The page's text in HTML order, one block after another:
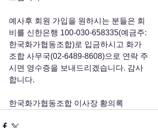
예사후 회원 가입을 원하시는 분들은 회
비를 신한은행 100-030-658335(예금주:
한국화가협동조합)로 입금하시고 화가
조합 사무국(02-6489-8608)으로 연락 주
시면 영수증을 보내드리겠습니다. 감사
합니다.
한국화가협동조합 이사장 황의록